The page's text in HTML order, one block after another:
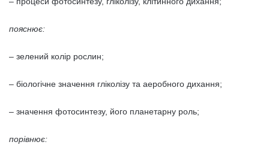
пояснює:
– зелений колір рослин;
– біологічне значення гліколізу та аеробного дихання;
– значення фотосинтезу, його планетарну роль;
порівнює: